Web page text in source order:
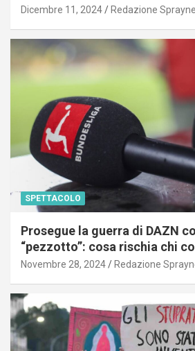
Dicembre 11, 2024 Redazione
SPETTACOLO
Prosegue la guerra di DAZN
“pezzotto”: cosa rischia chi
Novembre 28, 2024 Redazione